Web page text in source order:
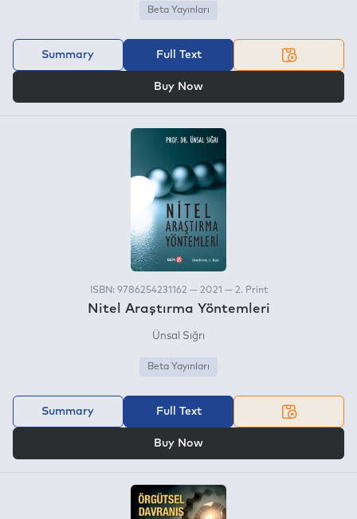
Beta Yayınları
Summary Full Text
Buy Now
ISBN: 9786254231162 — 2021 — 2. Print
Nitel Araştırma Yöntemleri
Ünsal Sığrı
Beta Yayınları
Summary Full Text
Buy Now